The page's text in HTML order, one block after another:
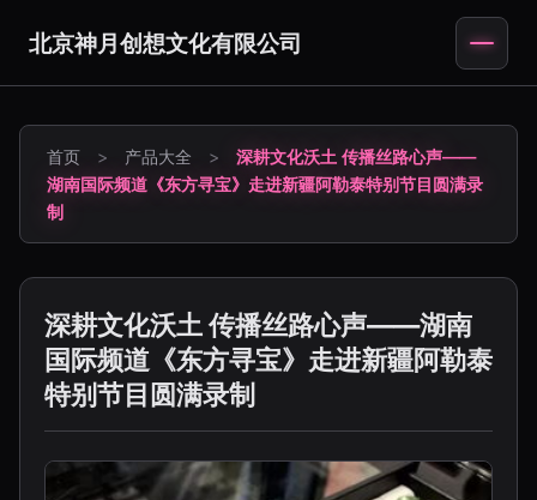
北京神月创想文化有限公司
首页 > 产品大全 >
深耕文化沃土 传播丝路心声——
湖南国际频道《东方寻宝》走进新疆阿勒泰特别节目圆满录
制
深耕文化沃土 传播丝路心声——湖南
国际频道《东方寻宝》走进新疆阿勒泰
特别节目圆满录制